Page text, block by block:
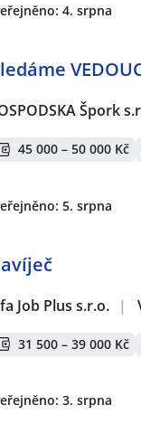
4. srpna
Špork
45 000 – 50 000 Kč
5. srpna
Job Plus s.r.o. |
31 500 – 39 000 Kč
3. srpna